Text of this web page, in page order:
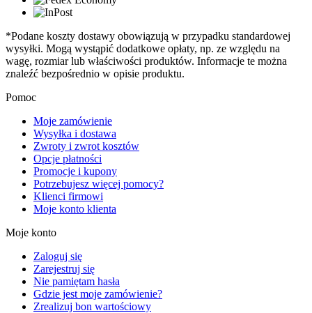
*Podane koszty dostawy obowiązują w przypadku standardowej
wysyłki. Mogą wystąpić dodatkowe opłaty, np. ze względu na
wagę, rozmiar lub właściwości produktów. Informacje te można
znaleźć bezpośrednio w opisie produktu.
Pomoc
Moje zamówienie
Wysyłka i dostawa
Zwroty i zwrot kosztów
Opcje płatności
Promocje i kupony
Potrzebujesz więcej pomocy?
Klienci firmowi
Moje konto klienta
Moje konto
Zaloguj się
Zarejestruj się
Nie pamiętam hasła
Gdzie jest moje zamówienie?
Zrealizuj bon wartościowy